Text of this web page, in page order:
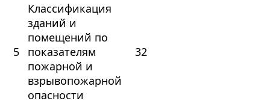
5
Классификация
зданий и
помещений по
показателям
пожарной и
взрывопожарной
опасности
32